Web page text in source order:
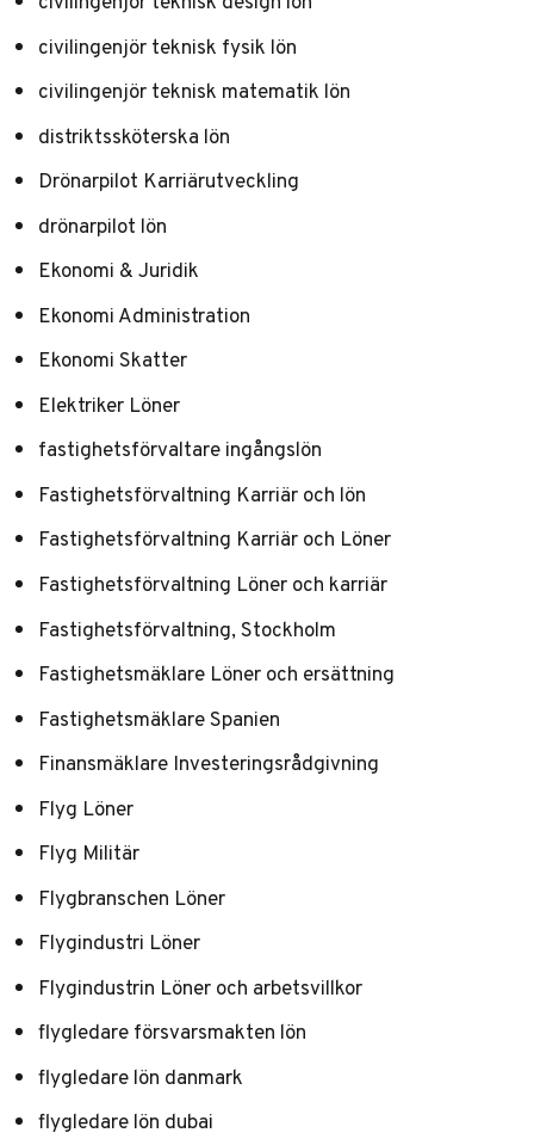
civilingenjör teknisk fysik lön
civilingenjör teknisk matematik lön
distriktssköterska lön
Drönarpilot Karriärutveckling
drönarpilot lön
Ekonomi & Juridik
Ekonomi Administration
Ekonomi Skatter
Elektriker Löner
fastighetsförvaltare ingångslön
Fastighetsförvaltning Karriär och lön
Fastighetsförvaltning Karriär och Löner
Fastighetsförvaltning Löner och karriär
Fastighetsförvaltning, Stockholm
Fastighetsmäklare Löner och ersättning
Fastighetsmäklare Spanien
Finansmäklare Investeringsrådgivning
Flyg Löner
Flyg Militär
Flygbranschen Löner
Flygindustri Löner
Flygindustrin Löner och arbetsvillkor
flygledare försvarsmakten lön
flygledare lön danmark
flygledare lön dubai